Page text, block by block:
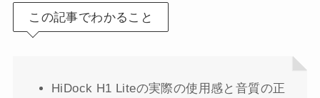
この記事でわかること
HiDock H1 Liteの実際の使用感と音質の正